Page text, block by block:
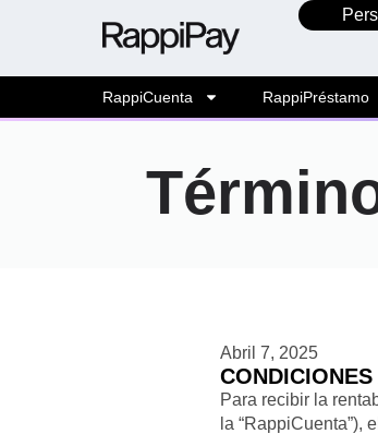
RappiCuenta RappiPréstamo
Abril 7, 2025
Para recibir la
la